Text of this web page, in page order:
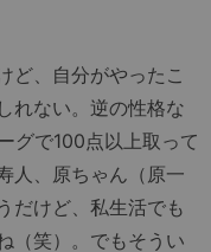
ど、自分がやったこ
れない。逆の性格な
グで100点以上取って
人、原ちゃん（原一
だけど、私生活でも
（笑）。でもそうい